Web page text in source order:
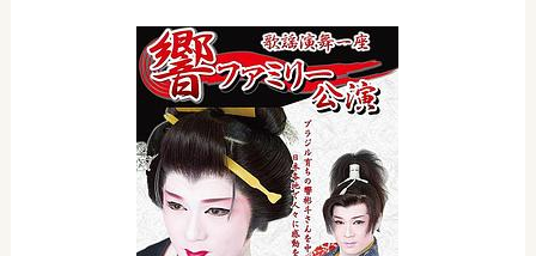
奈良健康ランド AIコンシェルジュです。
ご質問をお伺いします。